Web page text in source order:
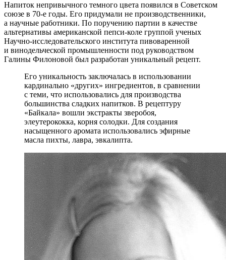
Напиток непривычного темного цвета появился в Советском
союзе в 70-е годы. Его придумали не производственники,
а научные работники. По поручению партии в качестве
альтернативы американской пепси-коле группой ученых
Научно-исследовательского института пивоваренной
и винодельческой промышленности под руководством
Галины Филоновой был разработан уникальный рецепт.
Его уникальность заключалась в использовании
кардинально «других» ингредиентов, в сравнении
с теми, что использовались для производства
большинства сладких напитков. В рецептуру
«Байкала» вошли экстракты зверобоя,
элеутерококка, корня солодки. Для создания
насыщенного аромата использовались эфирные
масла пихты, лавра, эвкалипта.